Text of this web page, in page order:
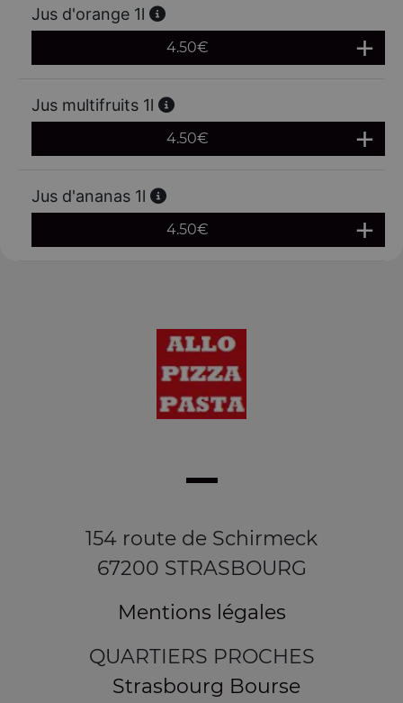
Jus d'orange 1l
4.50€
Jus multifruits 1l
4.50€
Jus d'ananas 1l
4.50€
154 route de Schirmeck
67200 STRASBOURG
Mentions légales
QUARTIERS PROCHES
Strasbourg Bourse